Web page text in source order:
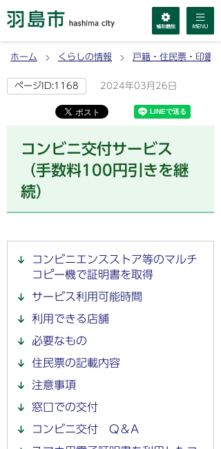
ホーム くらしの情報 戸籍・住民票・印鑑
ページID:1168 2024年03月26日
コンビニ交付サービス
（手数料100円引きを継
続）
コンビニエンスストア等のマルチ
コピー機で証明書を取得
サービス利用可能時間
利用できる店舗
必要なもの
住民票の記載内容
注意事項
窓口での交付
コンビニ交付 Q＆A